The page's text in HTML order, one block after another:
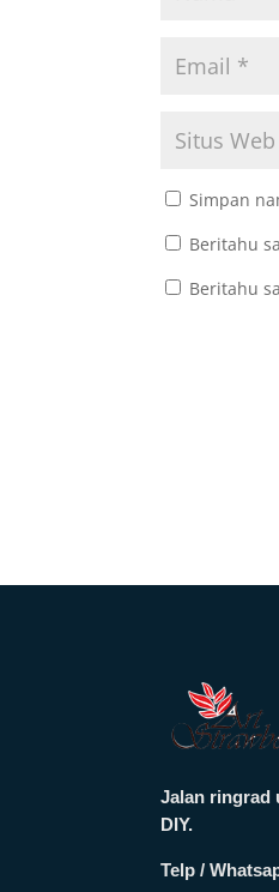
Simpan
Beritahu
Beritahu
Jalan ringrad
DIY.
Telp /